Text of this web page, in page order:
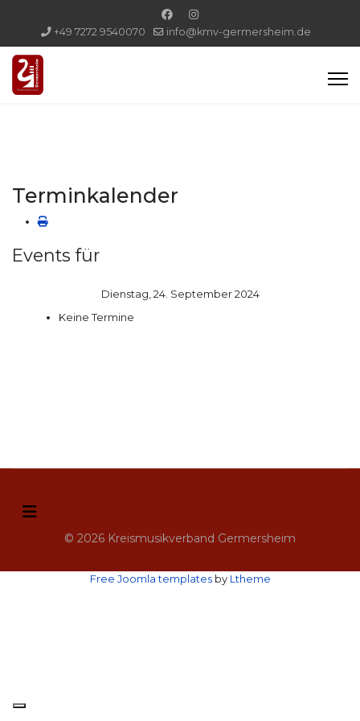
+49 7272 9540070 info@kmv-germersheim.de
Terminkalender
Events für
Dienstag, 24. September 2024
Keine Termine
© 2026 Kreismusikverband Germersheim
Free Joomla templatesby Ltheme